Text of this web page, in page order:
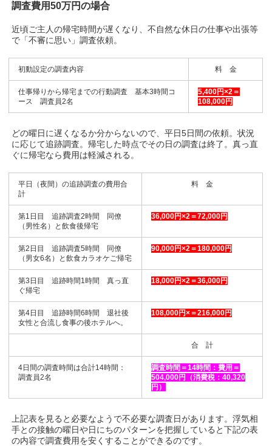
調査費用50万円の場合
近頃ご主人の帰宅時間が遅くなり、不自然な休日の仕事や出張等
で「不審に思い」調査依頼。
初動設定の調査内容 料 金
仕事帰りから帰宅までの行動調査 基本3時間コ
ース 調査員2名
5,400円×2＝
108,000円
どの曜日に遅くなるか分からないので、平日5日間の依頼。状況
に応じて追跡調査。帰宅した時点でその日の調査は終了。真っ直
ぐに帰宅なら費用は軽減される。
平日（夜間）の追跡調査の費用合
計
料 金
第1日目 追跡調査2時間 同僚
（男性名）と飲食後帰宅
36,000円×2＝72,000円
第2日目 追跡調査5時間 同僚
（男女6名）と飲食カラオケご帰宅
90,000円×2＝180,000円
第3日目 追跡時間1時間 真っ直
ぐ帰宅
18,000円×2＝36,000円
第4日目 追跡時間6時間 退社後
女性と合流し食事の後ホテルへ。
108,000円×＝216,000円
合 計
4日間の調査時間は合計14時間：
調査員2名
調査時間＝14時間：費用＝
504,000円（消費税：40,320
円）
上記表を見ると必要なようで不必要な調査日があります。浮気相
手との接触の曜日や日にちのパターンを把握していると下記の表
の内容で調査費用を安くすることができるのです。